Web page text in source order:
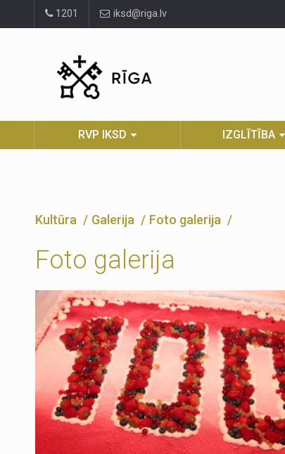
1201 iksd@riga.lv
RVP IKSD IZGLĪTĪBA
Kultūra Galerija Foto galerija
Foto galerija